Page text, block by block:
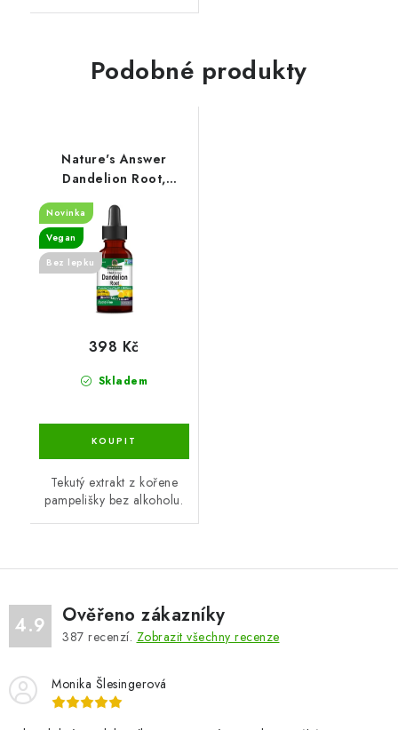
Podobné produkty
Nature's Answer
Dandelion Root,
2000mg - 30 ml
Novinka
Vegan
Bez lepku
Skladem
398 Kč
Tekutý extrakt z kořene
pampelišky bez alkoholu.
4.9 Ověřeno zákazníky
387 recenzí. Zobrazit všechny recenze
Monika Šlesingerová